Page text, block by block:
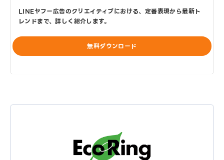
LINEヤフー広告のクリエイティブにおける、定番表現から最新ト
レンドまで、詳しく紹介します。
無料ダウンロード